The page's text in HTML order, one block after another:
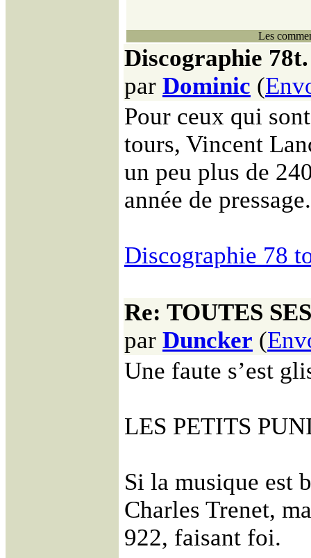
Les
Discographie 78t.
par Dominic (
Pour ceux qui
tours, Vincent
un peu plus de
année de
Discographie 78
Re: TOUTES
par Duncker (
Une faute s’est
LES PETITS
Si la musique est
Charles Trenet,
922, faisant foi.